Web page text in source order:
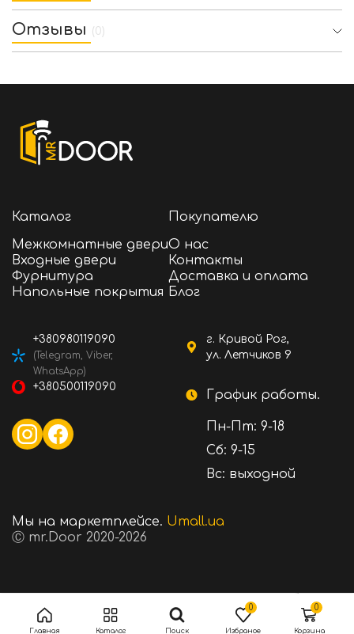
Главная Каталог Поиск
0
Избраное
0
Корзина
Отзывы (0)
Каталог
Межкомнатные двери
Входные двери
Фурнитура
Напольные покрытия
Покупателю
О нас
Контакты
Доставка и оплата
Блог
г. Кривой Рог,
ул. Летчиков 9
График работы.
Пн-Пт: 9-18
Сб: 9-15
Вс: выходной
+380980119090
(Telegram, Viber,
WhatsApp)
+380500119090
Ⓒ mr.Door 2020-2026
Мы на маркетплейсе. Umall.ua